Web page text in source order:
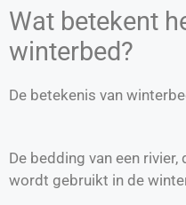
Wat betekent
winterbed?
De betekenis van
De bedding van een
wordt gebruikt in de